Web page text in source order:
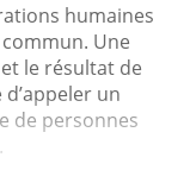
humaines
Une
le résultat de
un
de personnes